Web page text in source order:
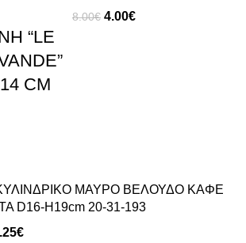
ΜΑΥΡΟ ΒΕΛΟΥΔΟ ΚΑΦΕ
D16-Η19cm 20-31-193
€
“LE
CM
8.00€ 4.00€